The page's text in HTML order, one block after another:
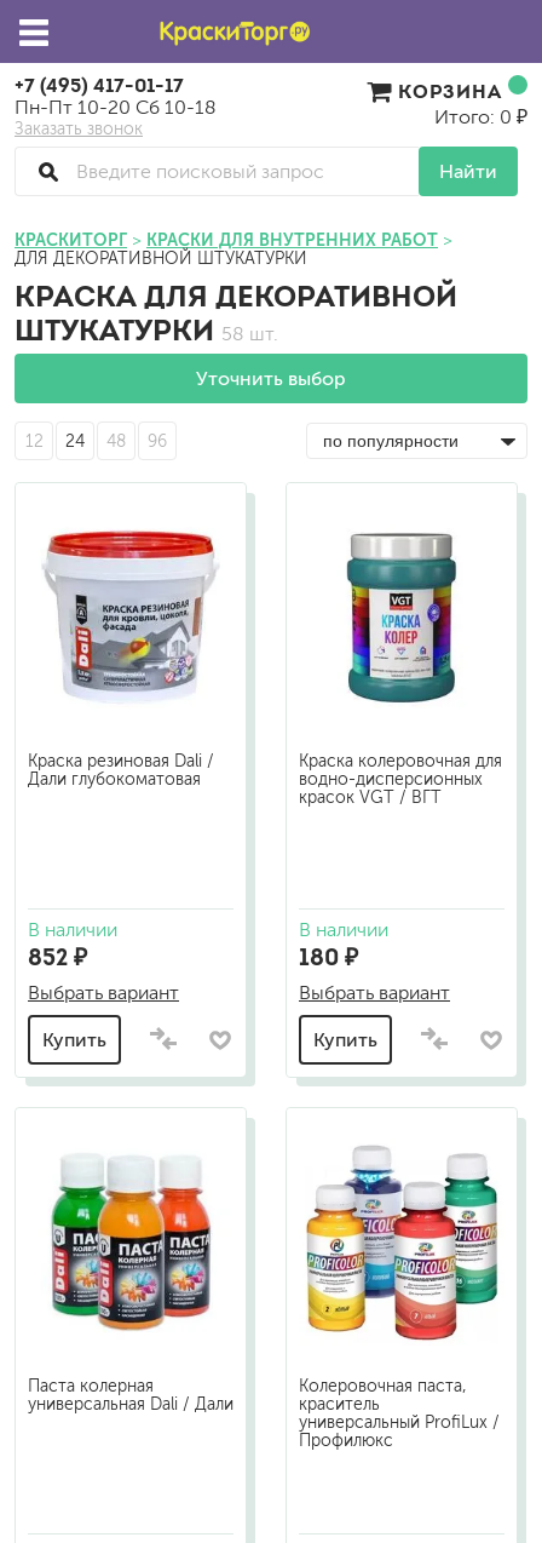
+7 (495) 417-01-17
Пн-Пт 10-20 Сб 10-18
Заказать звонок
Найти
КОРЗИНА
Итого: 0 ₽
КРАСКИТОРГ КРАСКИ ДЛЯ ВНУТРЕННИХ РАБОТ
ДЛЯ ДЕКОРАТИВНОЙ ШТУКАТУРКИ
КРАСКА ДЛЯ ДЕКОРАТИВНОЙ
ШТУКАТУРКИ 58 шт.
Уточнить выбор
12 24 48 96
Краска резиновая Dali /
Дали глубокоматовая
В наличии
852 ₽
Выбрать вариант
Купить
Краска колеровочная для
водно-дисперсионных
красок VGT / ВГТ
В наличии
180 ₽
Выбрать вариант
Купить
Паста колерная
универсальная Dali / Дали
Колеровочная паста,
краситель
универсальный ProfiLux /
Профилюкс